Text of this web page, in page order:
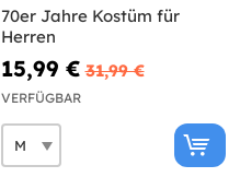
70er Jahre Kostüm für
Herren
15,99 € 31,99 €
VERFÜGBAR